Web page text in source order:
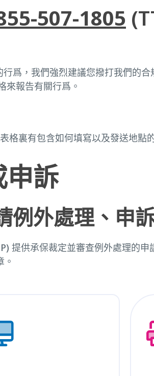
507-1805
爲，我們強烈建議您撥打我們的合
報告有關行爲。
格裏有包含如何填寫以及發送地點
申訴
例外處理、申
提供承保裁定並審查例外處理的